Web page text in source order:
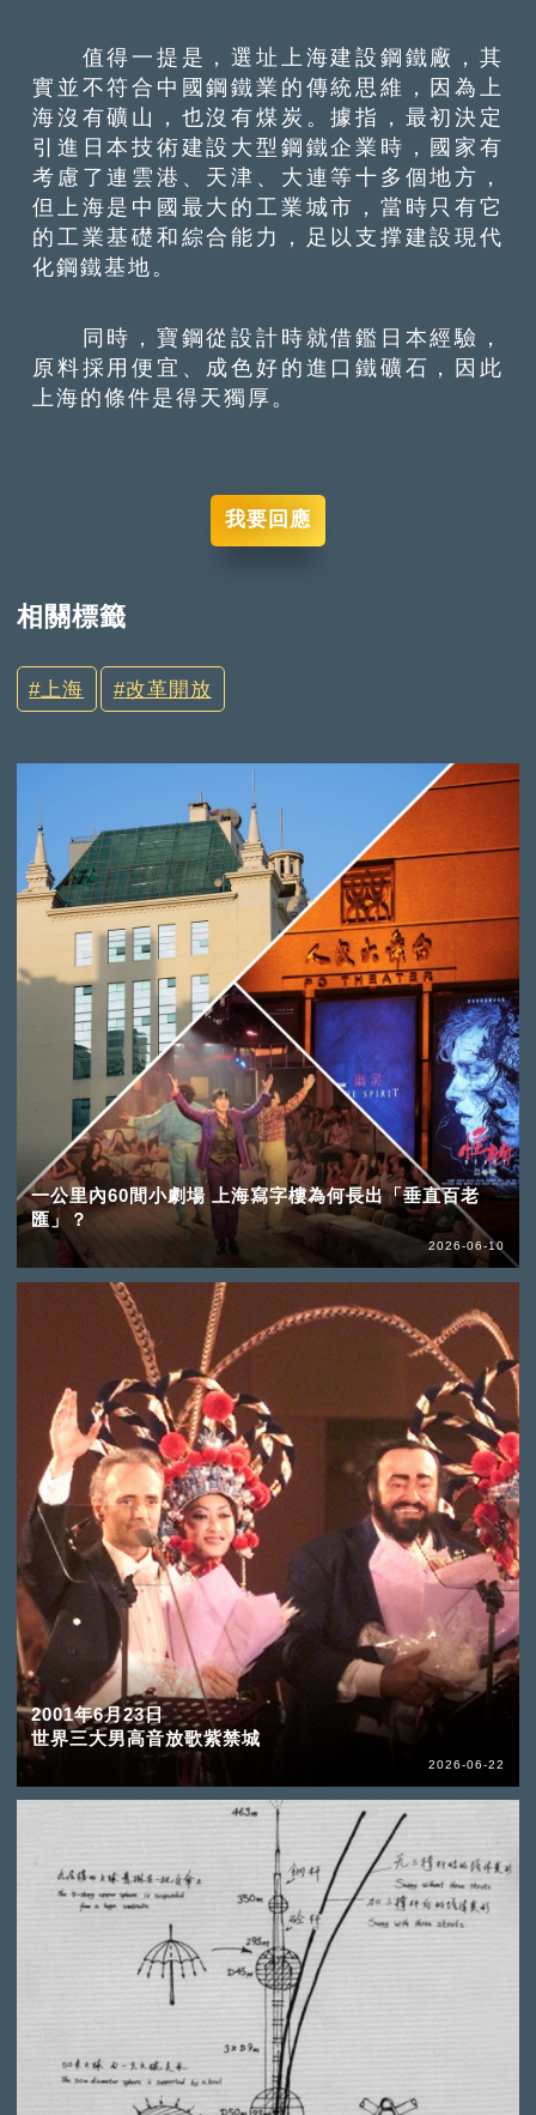
值得一提是，選址上海建設鋼鐵廠，其
實並不符合中國鋼鐵業的傳統思維，因為上
海沒有礦山，也沒有煤炭。據指，最初決定
引進日本技術建設大型鋼鐵企業時，國家有
考慮了連雲港、天津、大連等十多個地方，
但上海是中國最大的工業城市，當時只有它
的工業基礎和綜合能力，足以支撑建設現代
化鋼鐵基地。
同時，寶鋼從設計時就借鑑日本經驗，
原料採用便宜、成色好的進口鐵礦石，因此
上海的條件是得天獨厚。
我要回應
相關標籤
上海 改革開放
一公里內60間小劇場 上海寫字樓為何長出「垂直百老
匯」？
2026-06-10
2001年6月23日
世界三大男高音放歌紫禁城
2026-06-22